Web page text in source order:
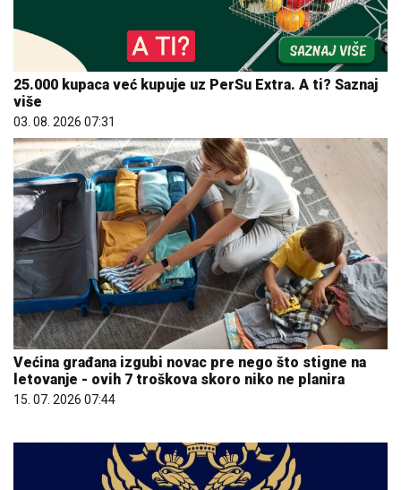
25.000 kupaca već kupuje uz PerSu Extra. A ti? Saznaj
više
03. 08. 2026 07:31
Većina građana izgubi novac pre nego što stigne na
letovanje - ovih 7 troškova skoro niko ne planira
15. 07. 2026 07:44